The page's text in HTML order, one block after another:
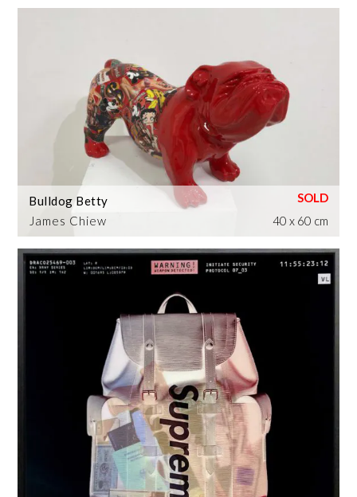
James Chiew
Bulldog Betty
40 x 60 cm